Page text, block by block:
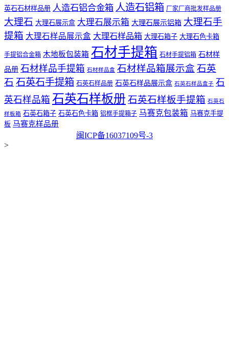
英石石材样品册 人造石铝合金箱 人造石铝箱 厂家厂商批发样品册
大理石 大理石展示盒 大理石展示箱 大理石展示铝箱 大理石手
提箱 大理石样品展示盒 大理石样品箱 大理石箱子 大理石色卡箱
手提铝合金箱 木地板包装箱 石材手提箱 石材手提铝箱 石材样
品册 石材样品手提箱 石材样品盒 石材样品箱展示盒 石英
石 石英石手提箱 石英石样品册 石英石样品展示盒 石英石样品盒子 石
英石样品箱 石英石样板册 石英石样板手提箱 石英石
样板箱 石英石箱子 石英石色卡箱 铝框手提箱子 马赛克包装箱 马赛克手提
板 马赛克样品册
闽ICP备16037109号-3
>